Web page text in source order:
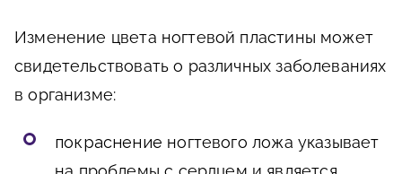
Изменение цвета ногтевой пластины может
свидетельствовать о различных заболеваниях
в организме:
покраснение ногтевого ложа указывает